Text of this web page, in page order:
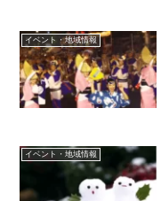
イベント・地域情報
イベント・地域情報